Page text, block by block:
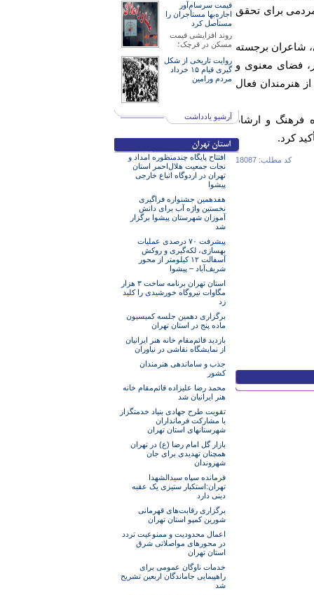
برای تحقق
شاعران برجسته
فضای معنوی و
هنرمندان فعال
فرهنگ و ارشاد
کرد.
کد مطلب: 18087
قیمت سرسام‌آور
اجاره‌بها مستأجران را
مستأصل کرد
روند افزایشی قیمت
مسکن در قرچک؛
روایت تاریخی از شکل
گیری قیام ۱۵ خرداد
مردم ورامین
آرشیو یادداشت
افتتاح پایگاه چندمنظوره امداد و
نجات جمعیت هلال‌احمر استان
تهران در اردوگاه اتباع خارجی
پیشوا
هفدهمین جشنواره فراگیری
نخستین واژه آب برای دانش
آموزان شهرستان پیشوا برگزار
شد
پیشرفت ۷۰ درصدی عملیات
بهسازی، لکه‌گیری و روکش
آسفالت ۱۲ کیلومتر از محور
شریف‌آباد – پیشوا
استان تهران برنامه ساخت ۳ هزار
مگاوات نیروگاه خورشیدی را کلید
زد
برگزاری دهمین جلسه کمیسیون
ماده پنج در استان تهران
بازدید قائم‌مقام خانه هنر ایرانیان
از نمایشگاه نقاشی در نیاوران
جذب و ساماندهی هنرمندان
کشور
محمد رضا علیزاده قائم‌مقام خانه
هنر ایرانیان شد
تقویت طرح جهادی بنیاد خدمتگزار
با مشارکت فرمانداران
شهرستانهای استان تهران
بازار گل امام رضا (ع) در تهران
همچنان تهدیدی برای جان
شهروندان
فرمانده سپاه سیدالشهدا
تهران:استکبار ستیزی یک عقبه
دینی دارد
برگزاری رقابت‌های قهرمانی
شورین کمپو استان تهران
اعمال محدودیت و ممنوعیت تردد
در محورهای مواصلاتی شرق
استان تهران
خدمات‌ ناوگان عمومی برای
راهپیمایی جاماندگان اربعین تشریح
شد